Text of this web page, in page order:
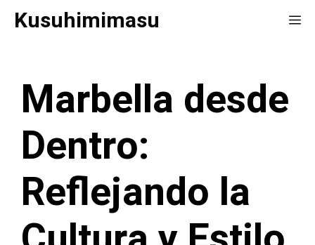
SaltarKusuhimimasu
Marbella desde
Dentro:
Reflejando la